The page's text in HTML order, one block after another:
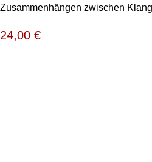
Zusammenhängen zwischen
24,00 €